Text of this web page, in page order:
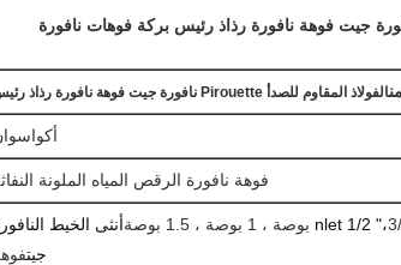
الفولاذ المقاوم للصدأ Pirouette نافورة جيت فوهة نافورة رذاذ رئيس
فوهة نافورة الرقص المياه الملونة
nlet 1/2 "،، 1.5 بوصة
أنثى الخيط
جيت